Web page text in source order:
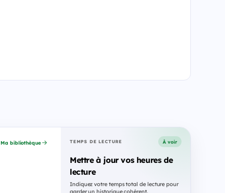
Ma bibliothèque TEMPS DE LECTURE À voir
Mettre à jour vos heures de
lecture
Indiquez votre temps total de lecture pour
garder un historique cohérent.